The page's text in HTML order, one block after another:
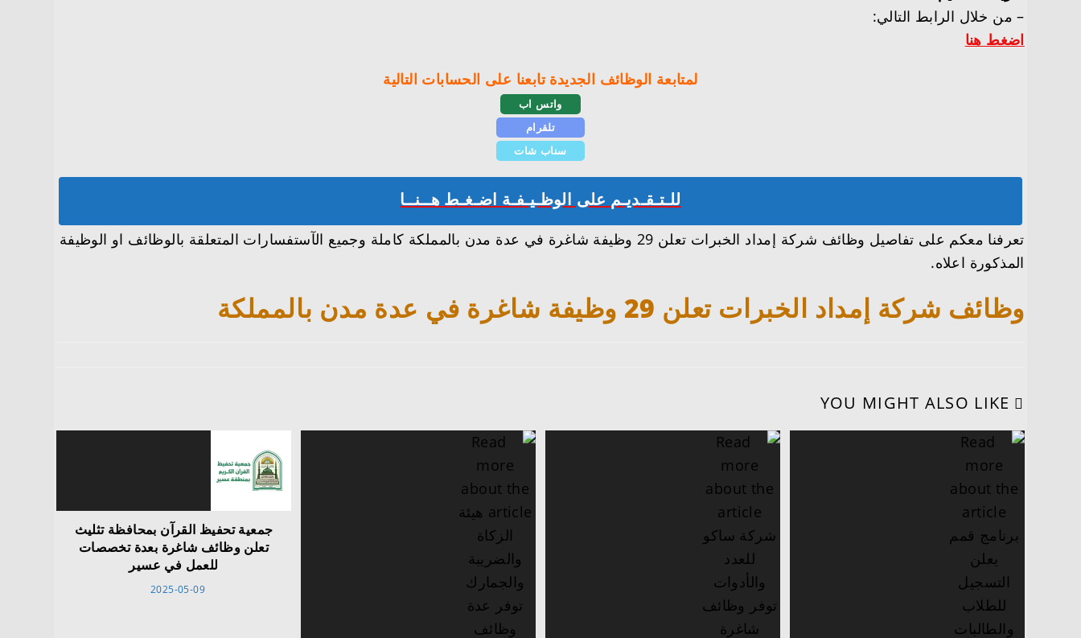
– من خلال الرابط التالي:
اضغط هنا
لمتابعة الوظائف الجديدة تابعنا على الحسابات التالية
واتس اب
تلقرام
سناب شات
للـتـقـديـم على الوظـيـفـة اضـغـط هــنــا
تعرفنا معكم على تفاصيل وظائف شركة إمداد الخبرات تعلن 29 وظيفة شاغرة في عدة مدن بالمملكة كاملة وجميع الآستفسارات المتعلقة بالوظائف او الوظيفة
المذكورة اعلاه.
وظائف شركة إمداد الخبرات تعلن 29 وظيفة شاغرة في عدة مدن بالمملكة
YOU MIGHT ALSO LIKE
جمعية تحفيظ القرآن بمحافظة تثليث
تعلن وظائف شاغرة بعدة تخصصات
للعمل في عسير
2025-05-09